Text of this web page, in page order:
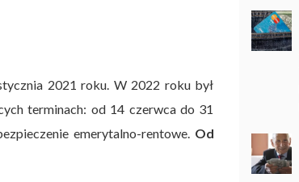
2021 roku. W 2022 roku był
terminach: od 14 czerwca do 31
emerytalno-rentowe. Od